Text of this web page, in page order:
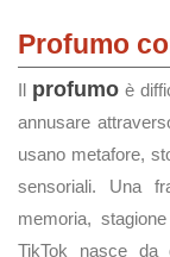
Profumo
Il profumo è
annusare
usano metafore,
sensoriali. Una
memoria,
TikTok nasce da